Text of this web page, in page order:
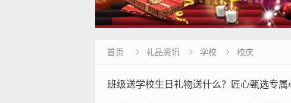
首页  礼品资讯  学校  校庆
班级送学校生日礼物送什么？匠心甄选专属心意，共绘母校岁月长卷